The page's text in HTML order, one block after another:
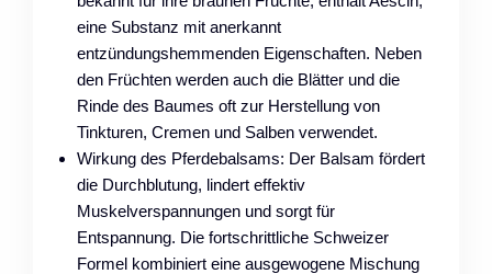
eine Substanz mit anerkannt
entzündungshemmenden Eigenschaften. Neben
den Früchten werden auch die Blätter und die
Rinde des Baumes oft zur Herstellung von
Tinkturen, Cremen und Salben verwendet.
Wirkung des Pferdebalsams: Der Balsam fördert
die Durchblutung, lindert effektiv
Muskelverspannungen und sorgt für
Entspannung. Die fortschrittliche Schweizer
Formel kombiniert eine ausgewogene Mischung